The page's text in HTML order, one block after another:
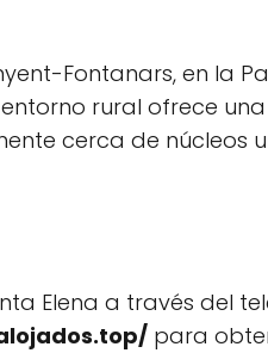
Fontanars, en la
rural ofrece
cerca de núcleos
Elena a través del
para